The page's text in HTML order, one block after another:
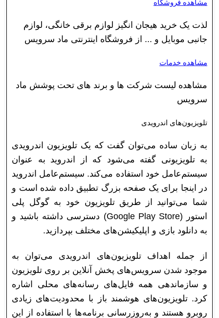
مشاهده فروشگاه
لذت یک خرید هیجان انگیز لوازم برقی خانگی، لوازم
جانبی موبایل و ... از فروشگاه اینترنتی ماد سرویس
مشاهده خدمات
مشاهده لیست شرکت ها و برند های تحت پوشش ماد
سرویس
تلویزیون‌های اندرویدی
به زبان ساده می‌توان گفت که یک تلویزیون اندرویدی
به تلویزیونی گفته می‌شود که از اندروید به عنوان
سیستم‌عامل خود استفاده می‌کند. سیستم‌عامل اندروید
در اینجا برای یک صفحه بزرگ تطبیق داده شده است و
شما می‌توانید از طریق تلویزیون خود به گوگل پلی
استور (Google Play Store) دسترسی داشته باشید و
به دانلود بازی و اپلیکیشن‌های مختلف بپردازید.
از جمله اهداف تلویزیون‌های اندرویدی می‌توان به
موجود شدن سرویس‌های پخش آنلاین بر روی تلویزیون
و سازماندهی همه فایل‌های رسانه‌های محلی اشاره
کرد. تلویزیون‌های هوشمند باز با محدودیت‌های زیادی
روبرو هستند و به‌روز‌رسانی برنامه‌ها با استفاده از این